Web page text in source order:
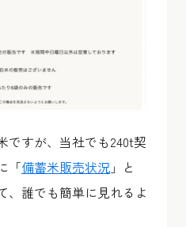
ですが、当社でも240t契
「備蓄米販売状況」 と
、誰でも簡単に見れるよ